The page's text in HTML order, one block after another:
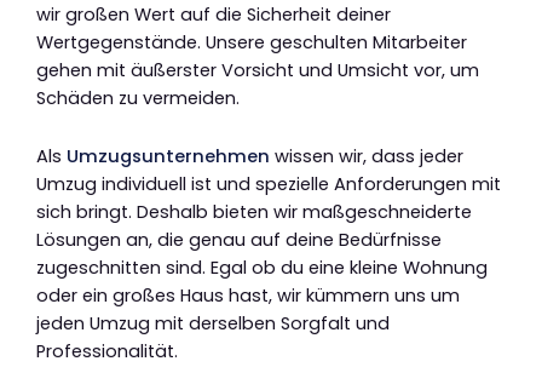
wir großen Wert auf die Sicherheit deiner
Wertgegenstände. Unsere geschulten Mitarbeiter
gehen mit äußerster Vorsicht und Umsicht vor, um
Schäden zu vermeiden.
Als Umzugsunternehmen wissen wir, dass jeder
Umzug individuell ist und spezielle Anforderungen mit
sich bringt. Deshalb bieten wir maßgeschneiderte
Lösungen an, die genau auf deine Bedürfnisse
zugeschnitten sind. Egal ob du eine kleine Wohnung
oder ein großes Haus hast, wir kümmern uns um
jeden Umzug mit derselben Sorgfalt und
Professionalität.